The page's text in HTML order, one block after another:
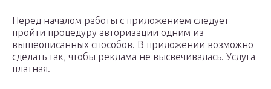
Перед началом работы с приложением следует
пройти процедуру авторизации одним из
вышеописанных способов. В приложении возможно
сделать так, чтобы реклама не высвечивалась. Услуга
платная.